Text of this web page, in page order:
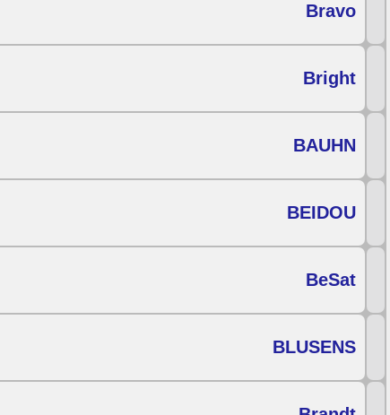
Bravo
Bright
BAUHN
BEIDOU
BeSat
BLUSENS